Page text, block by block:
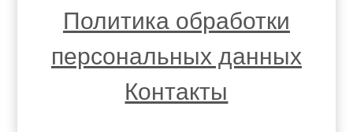
Политика обработки
персональных данных
Контакты